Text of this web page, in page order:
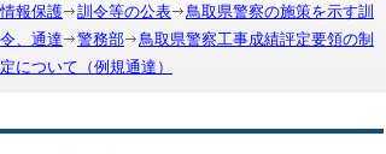
情報保護
訓令等の公表
鳥取県警察の施策を示す訓
令、通達
警務部
鳥取県警察工事成績評定要領の制
定について（例規通達）